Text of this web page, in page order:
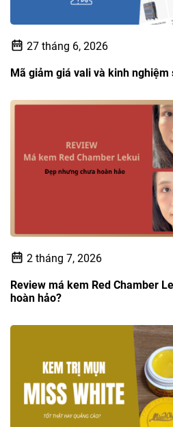
27 tháng 6, 2026
Mã giảm giá vali và kinh
2 tháng 7, 2026
Review má kem Red Chamber
hoàn hảo?